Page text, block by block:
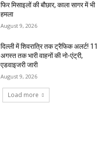
फिर मिसाइलों की बौछार, काला सागर में भी
हमला
August 9, 2026
दिल्ली में शिवरात्रि तक ट्रैफिक अलर्ट! 11
अगस्त तक भारी वाहनों की नो-एंट्री,
एडवाइजरी जारी
August 9, 2026
Load more